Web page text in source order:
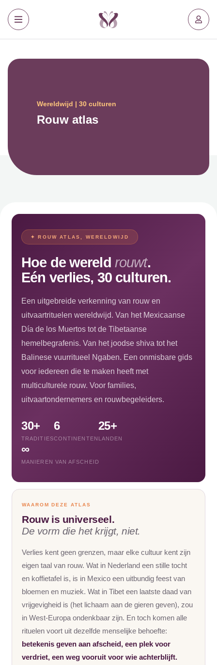
Wereldwijd | 30 culturen
Rouw atlas
✦ ROUW ATLAS, WERELDWIJD
Hoe de wereld rouwt.
Eén verlies, 30 culturen.
Een uitgebreide verkenning van rouw en
uitvaartrituelen wereldwijd. Van het Mexicaanse
Día de los Muertos tot de Tibetaanse
hemelbegrafenis. Van het joodse shiva tot het
Balinese vuurritueel Ngaben. Een onmisbare gids
voor iedereen die te maken heeft met
multiculturele rouw. Voor families,
uitvaartondernemers en rouwbegeleiders.
30+
TRADITIES
6
CONTINENTEN
25+
LANDEN
∞
MANIEREN VAN AFSCHEID
WAAROM DEZE ATLAS
Rouw is universeel.
De vorm die het krijgt, niet.
Verlies kent geen grenzen, maar elke cultuur kent zijn
eigen taal van rouw. Wat in Nederland een stille tocht
en koffietafel is, is in Mexico een uitbundig feest van
bloemen en muziek. Wat in Tibet een laatste daad van
vrijgevigheid is (het lichaam aan de gieren geven), zou
in West-Europa ondenkbaar zijn. En toch komen alle
rituelen voort uit dezelfde menselijke behoefte:
betekenis geven aan afscheid, een plek voor
verdriet, een weg vooruit voor wie achterblijft.